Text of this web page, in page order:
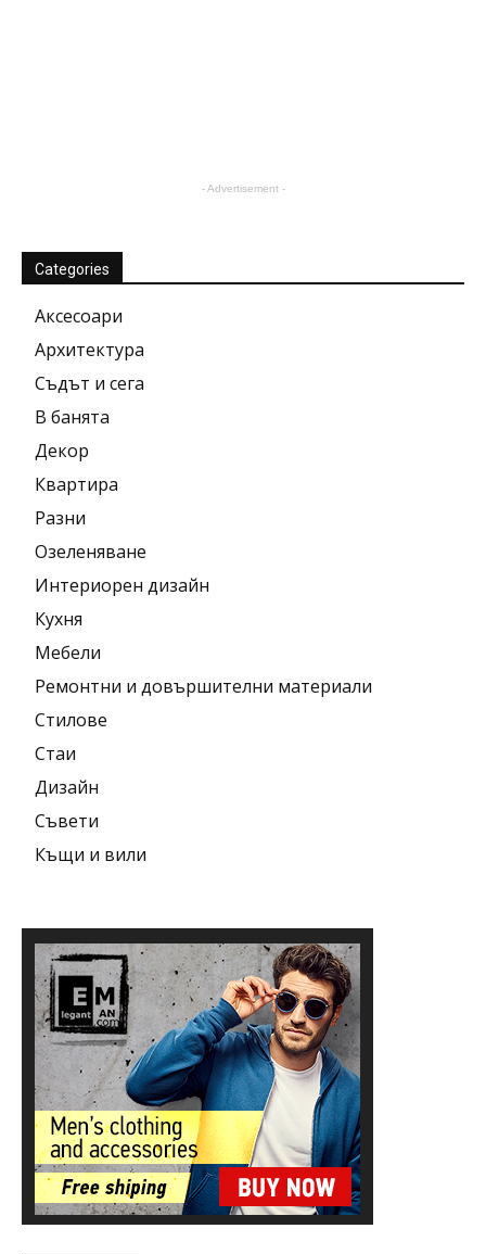
- Advertisement -
Categories
Аксесоари
Архитектура
Съдът и сега
В банята
Декор
Квартира
Разни
Озеленяване
Интериорен дизайн
Кухня
Мебели
Ремонтни и довършителни материали
Стилове
Стаи
Дизайн
Съвети
Къщи и вили